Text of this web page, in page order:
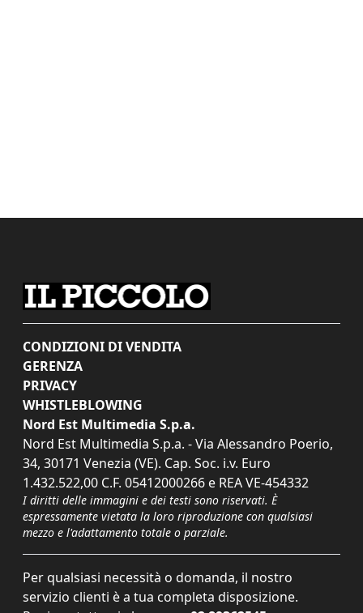
CONDIZIONI DI VENDITA
GERENZA
PRIVACY
WHISTLEBLOWING
Nord Est Multimedia S.p.a.
Nord Est Multimedia S.p.a. - Via Alessandro Poerio,
34, 30171 Venezia (VE). Cap. Soc. i.v. Euro
1.432.522,00 C.F. 05412000266 e REA VE-454332
I diritti delle immagini e dei testi sono riservati. È
espressamente vietata la loro riproduzione con qualsiasi
mezzo e l'adattamento totale o parziale.
Per qualsiasi necessità o domanda, il nostro
servizio clienti è a tua completa disposizione.